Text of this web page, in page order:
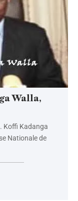
Walla,
Koffi Kadanga
Nationale de